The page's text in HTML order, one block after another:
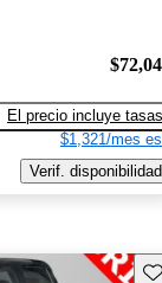
El precio incluye tasas
$1,321/mes
Verif. disponibilidad